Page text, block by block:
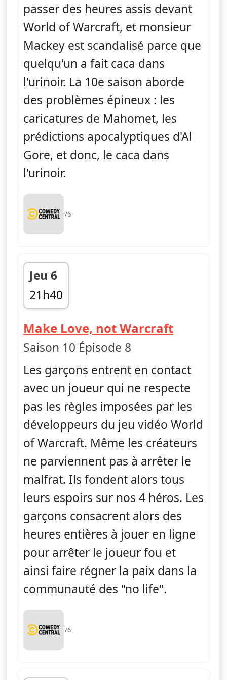
passer des heures assis devant
World of Warcraft, et monsieur
Mackey est scandalisé parce que
quelqu'un a fait caca dans
l'urinoir. La 10e saison aborde
des problèmes épineux : les
caricatures de Mahomet, les
prédictions apocalyptiques d'Al
Gore, et donc, le caca dans
l'urinoir.
76
Jeu 6
21h40
fin 22h05
Make Love, not Warcraft— South
Saison 10 Épisode 8
Les garçons entrent en contact
avec un joueur qui ne respecte
pas les règles imposées par les
développeurs du jeu vidéo World
of Warcraft. Même les créateurs
ne parviennent pas à arrêter le
malfrat. Ils fondent alors tous
leurs espoirs sur nos 4 héros. Les
garçons consacrent alors des
heures entières à jouer en ligne
pour arrêter le joueur fou et
ainsi faire régner la paix dans la
communauté des "no life".
76